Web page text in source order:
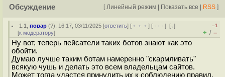
Обсуждение [ Линейный режим | Показать все | RSS ]
1.1 ,повар (?), 16:17, 03/11/2025 [ответить] [ ﹢﹢﹢] [ · · ·][↓]
[к модератору]
–1
+ / –
Ну вот, теперь пейсaтeли таких ботов знают как это
обойти.
Думаю лучше таким ботам намеренно "скармливать"
всякую чушь и делать это всем владельцам сайтов.
Может тогда удастся принудить их к соблюдению правил.